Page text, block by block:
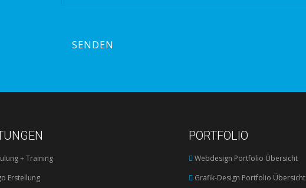
+ Training
Erstellung
PORTFOLIO
Webdesign Portfolio Übersicht
Grafik-Design Portfolio Übersicht